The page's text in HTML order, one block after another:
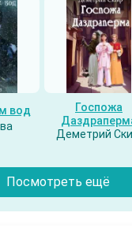
вод
Госпожа
Деметрий
Посмотреть ещё